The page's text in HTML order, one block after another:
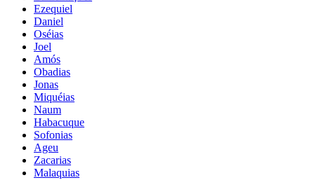
Ezequiel
Daniel
Oséias
Joel
Amós
Obadias
Jonas
Miquéias
Naum
Habacuque
Sofonias
Ageu
Zacarias
Malaquias